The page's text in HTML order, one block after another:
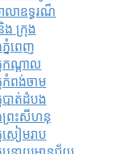
លាឧទ្ធរណ៏
ង ក្រុង
នំពេញ
កណ្តាល
កំពង់ចាម
បាត់ដំបង
ព្រះសីហនុ
សៀមរាប